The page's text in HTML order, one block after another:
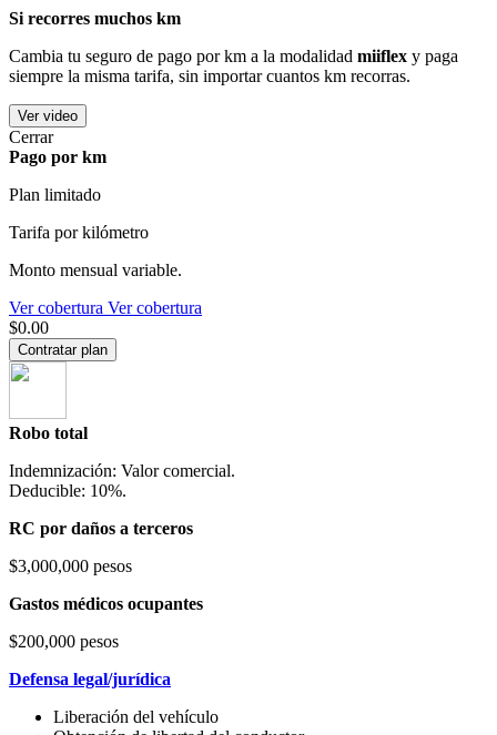
Si recorres muchos km
Cambia tu seguro de pago por km a la modalidad miiflex y paga
siempre la misma tarifa, sin importar cuantos km recorras.
Ver video
Cerrar
Pago por km
Plan limitado
Tarifa por kilómetro
Monto mensual variable.
Ver cobertura Ver cobertura
$0.00
Contratar plan
Robo total
Indemnización: Valor comercial.
Deducible: 10%.
RC por daños a terceros
$3,000,000 pesos
Gastos médicos ocupantes
$200,000 pesos
Defensa legal/jurídica
Liberación del vehículo